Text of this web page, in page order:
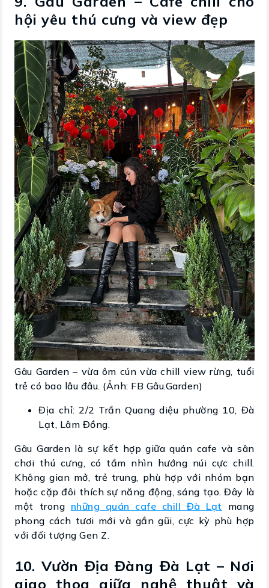
hội yêu thú cưng và view đẹp
Gâu Garden – vừa ôm cún vừa chill view rừng, tuổi
trẻ có bao lâu đâu. (Ảnh: FB Gâu.Garden)
Địa chỉ: 2/2 Trần Quang diệu phường 10, Đà
Lạt, Lâm Đồng.
Gâu Garden là sự kết hợp giữa quán cafe và sân
chơi thú cưng, có tầm nhìn hướng núi cực chill.
Không gian mở, trẻ trung, phù hợp với nhóm bạn
hoặc cặp đôi thích sự năng động, sáng tạo. Đây là
một trong những quán cafe chill Đà Lạt mang
phong cách tươi mới và gần gũi, cực kỳ phù hợp
với đối tượng Gen Z.
10. Vườn Địa Đàng Đà Lạt – Nơi
giao thoa giữa nghệ thuật và